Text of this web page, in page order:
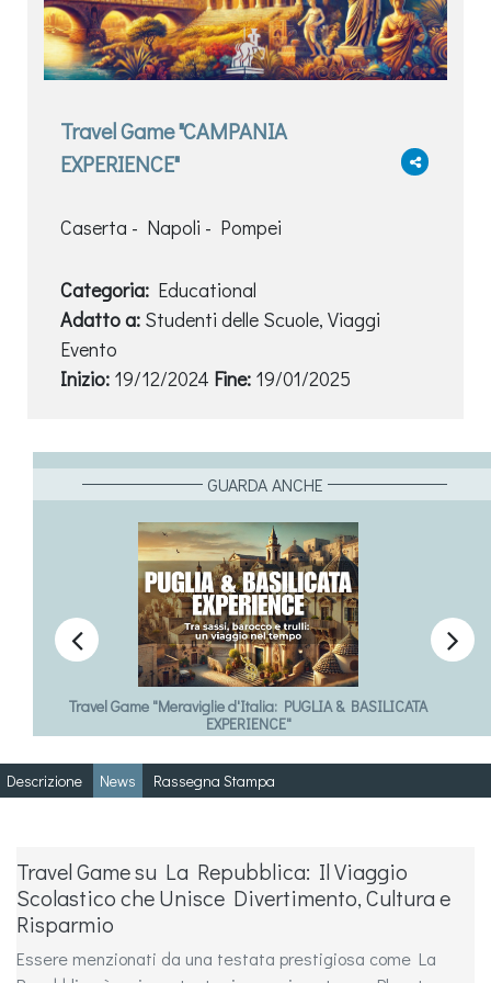
Travel Game "CAMPANIA
EXPERIENCE"
Caserta - Napoli - Pompei
Categoria: Educational
Adatto a: Studenti delle Scuole, Viaggi
Evento
Inizio: 19/12/2024 Fine: 19/01/2025
GUARDA ANCHE
d'Italia: PUGLIA & BASILICATA
Travel Game
 
Descrizione News Rassegna Stampa
Travel Game su La Repubblica: Il Viaggio
Scolastico che Unisce Divertimento, Cultura e
Risparmio
Essere menzionati da una testata prestigiosa come La